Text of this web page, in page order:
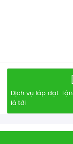
Dịch vụ lắp đặt
là tới